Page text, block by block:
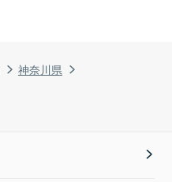
神奈川県